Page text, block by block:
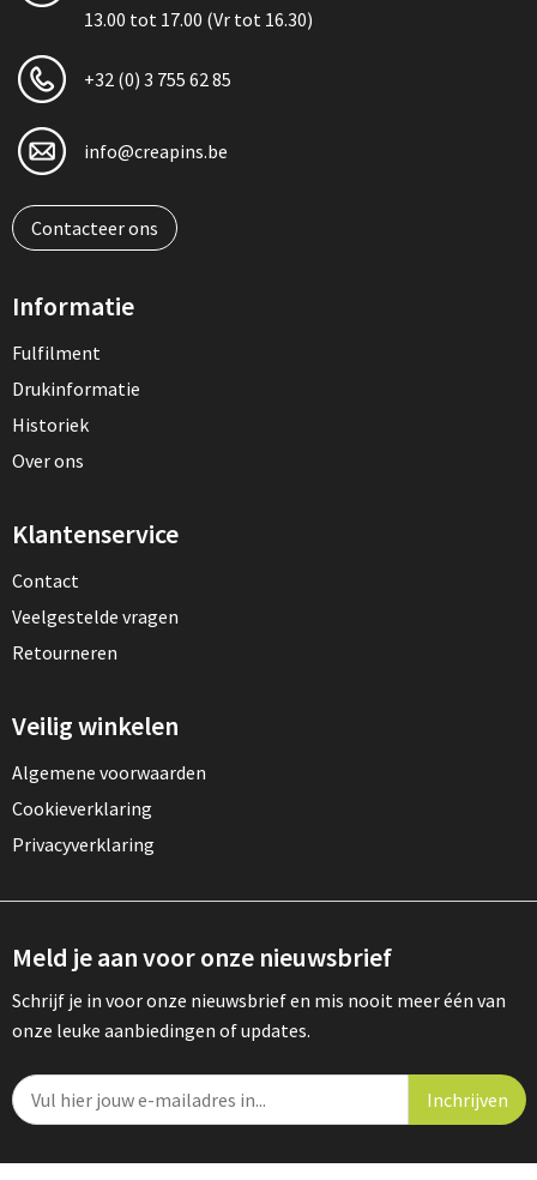
13.00 tot 17.00 (Vr tot 16.30)
+32 (0) 3 755 62 85
info@creapins.be
Contacteer ons
Informatie
Fulfilment
Drukinformatie
Historiek
Over ons
Klantenservice
Contact
Veelgestelde vragen
Retourneren
Veilig winkelen
Algemene voorwaarden
Cookieverklaring
Privacyverklaring
Meld je aan voor onze nieuwsbrief
Schrijf je in voor onze nieuwsbrief en mis nooit meer één van
onze leuke aanbiedingen of updates.